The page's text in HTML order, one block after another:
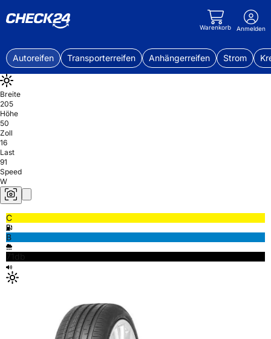
Warenkorb Anmelden
Autoreifen Transporterreifen Anhängerreifen Strom
Breite
205
Höhe
50
Zoll
16
Last
91
Speed
W
C
B
71db